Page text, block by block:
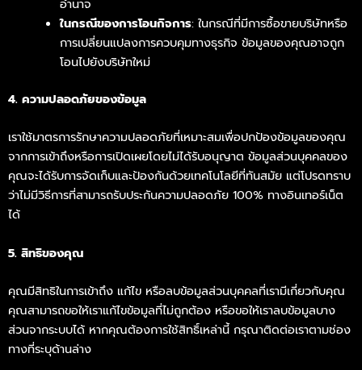
อำนาจ
ในกรณีของการโอนกิจการ: ในกรณีที่มีการซื้อขายบริษัทหรือ
การเปลี่ยนแปลงการควบคุมทางธุรกิจ ข้อมูลของคุณอาจถูก
โอนไปยังบริษัทใหม่
4. ความปลอดภัยของข้อมูล
เราใช้มาตรการรักษาความปลอดภัยที่เหมาะสมเพื่อปกป้องข้อมูลของคุณ
จากการเข้าถึงหรือการเปิดเผยโดยไม่ได้รับอนุญาต ข้อมูลส่วนบุคคลของ
คุณจะได้รับการจัดเก็บและป้องกันด้วยเทคโนโลยีที่ทันสมัย แต่โปรดทราบ
ว่าไม่มีวิธีการที่สามารถรับประกันความปลอดภัย 100% ทางอินเทอร์เน็ต
ได้
5. สิทธิของคุณ
คุณมีสิทธิในการเข้าถึง แก้ไข หรือลบข้อมูลส่วนบุคคลที่เรามีเกี่ยวกับคุณ
คุณสามารถขอให้เราแก้ไขข้อมูลที่ไม่ถูกต้อง หรือขอให้เราลบข้อมูลบาง
ส่วนจากระบบได้ หากคุณต้องการใช้สิทธิ์เหล่านี้ กรุณาติดต่อเราตามช่อง
ทางที่ระบุด้านล่าง